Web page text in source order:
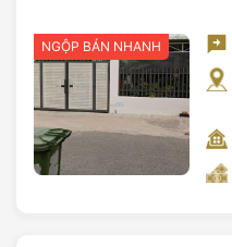
NGỘP BÁN NHANH